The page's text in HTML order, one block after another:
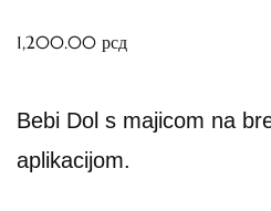
1,200.00 рсд
Bebi Dol s majicom na
aplikacijom.